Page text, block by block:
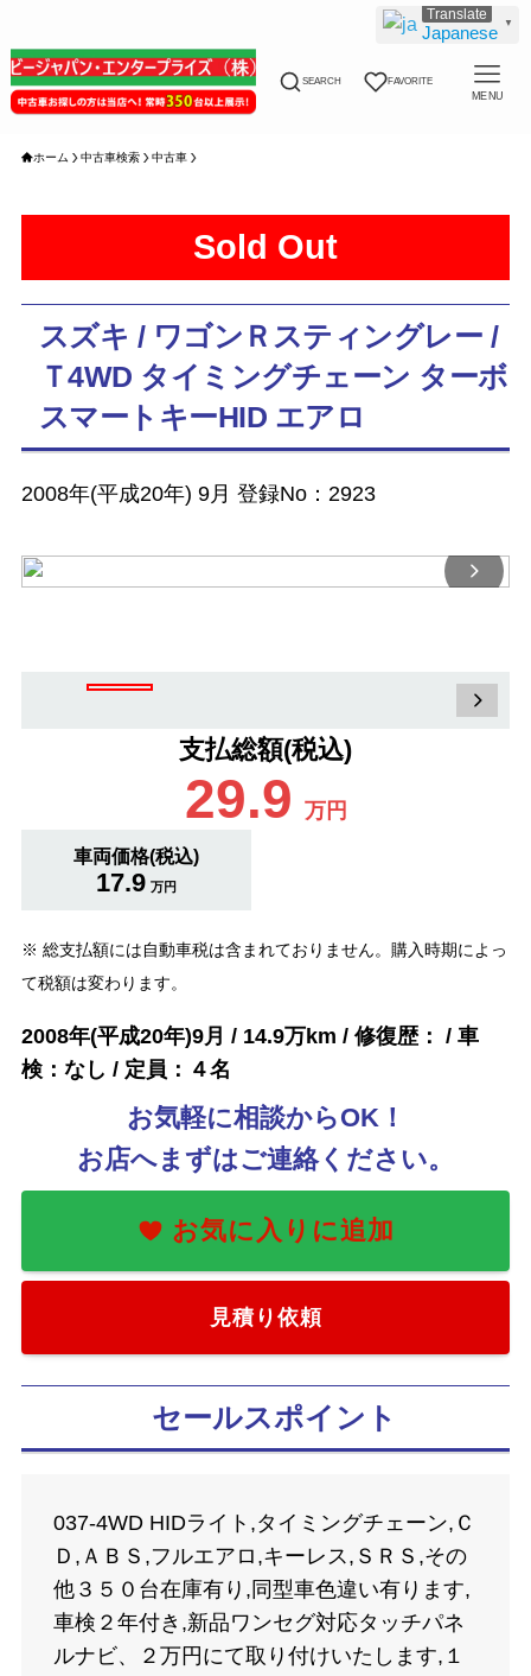
SEARCH FAVORITE
MENU
ホーム 中古車検索 中古車
Sold Out
スズキ / ワゴンＲスティングレー /
Ｔ4WD タイミングチェーン ターボ
スマートキーHID エアロ
2008年(平成20年) 9月 登録No：2923
支払総額(税込)
29.9 万円
車両価格(税込)
17.9 万円
※ 総支払額には自動車税は含まれておりません。購入時期によっ
て税額は変わります。
2008年(平成20年)9月 / 14.9万km / 修復歴： / 車
検：なし / 定員：４名
お気軽に相談からOK！
お店へまずはご連絡ください。
見積り依頼
セールスポイント
037-4WD HIDライト,タイミングチェーン,Ｃ
Ｄ,ＡＢＳ,フルエアロ,キーレス,ＳＲＳ,その
他３５０台在庫有り,同型車色違い有ります,
車検２年付き,新品ワンセグ対応タッチパネ
ルナビ、２万円にて取り付けいたします,１
Japanese ▼